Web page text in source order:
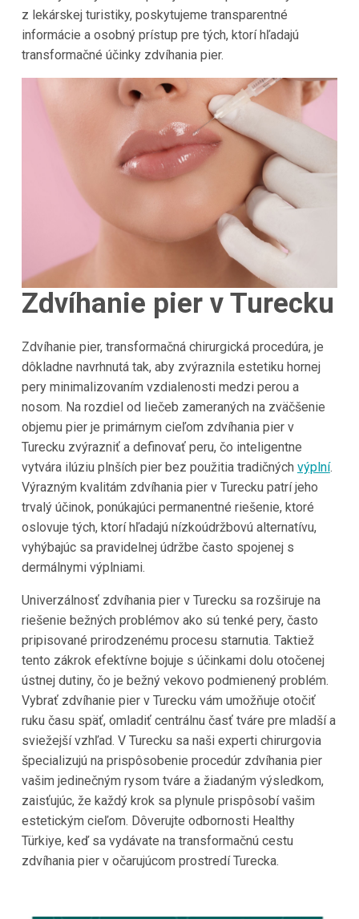
z lekárskej turistiky, poskytujeme transparentné
informácie a osobný prístup pre tých, ktorí hľadajú
transformačné účinky zdvíhania pier.
Zdvíhanie pier v Turecku
Zdvíhanie pier, transformačná chirurgická procedúra, je
dôkladne navrhnutá tak, aby zvýraznila estetiku hornej
pery minimalizovaním vzdialenosti medzi perou a
nosom. Na rozdiel od liečeb zameraných na zväčšenie
objemu pier je primárnym cieľom zdvíhania pier v
Turecku zvýrazniť a definovať peru, čo inteligentne
vytvára ilúziu plnších pier bez použitia tradičných výplní.
Výrazným kvalitám zdvíhania pier v Turecku patrí jeho
trvalý účinok, ponúkajúci permanentné riešenie, ktoré
oslovuje tých, ktorí hľadajú nízkoúdržbovú alternatívu,
vyhýbajúc sa pravidelnej údržbe často spojenej s
dermálnymi výplniami.
Univerzálnosť zdvíhania pier v Turecku sa rozširuje na
riešenie bežných problémov ako sú tenké pery, často
pripisované prirodzenému procesu starnutia. Taktiež
tento zákrok efektívne bojuje s účinkami dolu otočenej
ústnej dutiny, čo je bežný vekovo podmienený problém.
Vybrať zdvíhanie pier v Turecku vám umožňuje otočiť
ruku času späť, omladiť centrálnu časť tváre pre mladší a
sviežejší vzhľad. V Turecku sa naši experti chirurgovia
špecializujú na prispôsobenie procedúr zdvíhania pier
vašim jedinečným rysom tváre a žiadaným výsledkom,
zaisťujúc, že každý krok sa plynule prispôsobí vašim
estetickým cieľom. Dôverujte odbornosti Healthy
Türkiye, keď sa vydávate na transformačnú cestu
zdvíhania pier v očarujúcom prostredí Turecka.